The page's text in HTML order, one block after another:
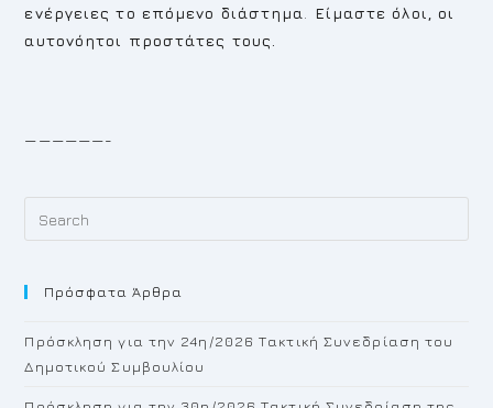
ενέργειες το επόμενο διάστημα
Είμαστε όλοι, οι
αυτονόητοι προστάτες τους.
——————-
Πρόσφατα Άρθρα
Πρόσκληση για την 24η/2026 Τακτική Συνεδρίαση του
Δημοτικού Συμβουλίου